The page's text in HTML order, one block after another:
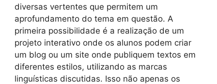
diversas vertentes que permitem um
aprofundamento do tema em questão. A
primeira possibilidade é a realização de um
projeto interativo onde os alunos podem criar
um blog ou um site onde publiquem textos em
diferentes estilos, utilizando as marcas
linguísticas discutidas. Isso não apenas os